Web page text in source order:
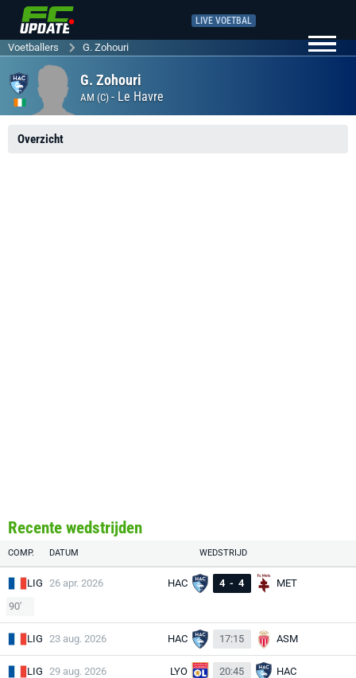
LIVE VOETBAL
Voetballers G. Zohouri
G. Zohouri
AM (C) - Le Havre
Overzicht
Recente wedstrijden
COMP. DATUM WEDSTRIJD
LIG 26 apr. 2026 HAC 4 - 4
MET
90'
LIG 23 aug. 2026 HAC 17:15 ASM
LIG 29 aug. 2026 LYO 20:45 HAC